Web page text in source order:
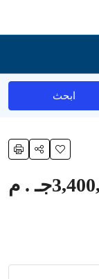
ابحث
. م